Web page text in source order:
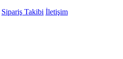
Sipariş Takibi İletişim